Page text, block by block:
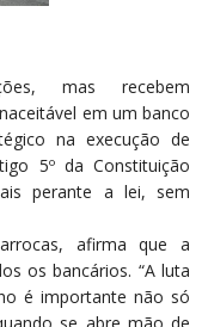
mas recebem
em um banco
na execução de
5º da Constituição
perante a lei, sem
afirma que a
os bancários. “A luta
é importante não só